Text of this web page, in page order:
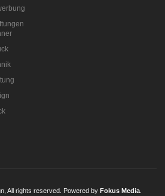
All rights reserved. Powered by Fokus Media.